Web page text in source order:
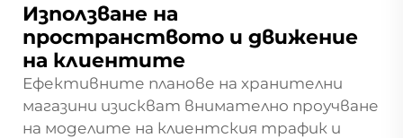
Използване на
пространството и движение
на клиентите
Ефективните планове на хранителни
магазини изискват внимателно проучване
на моделите на клиентския трафик и